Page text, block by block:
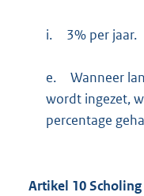
i. 3% per jaar.
e.
Wanneer
wordt ingezet,
percentage
Artikel 10 Scholing